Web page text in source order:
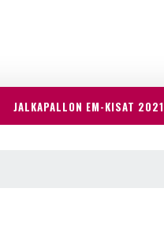
JALKAPALLON EM-KISAT 2021